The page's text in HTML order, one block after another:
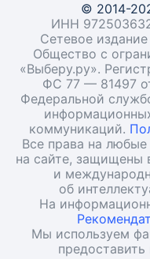
© 2014-
ИНН
Сетевое
Общество с
«Выберу.ру».
ФС 77 — 81497
Федеральной
коммуникаций.
Все права на
на сайте, защищены
и
об
На
Мы используем